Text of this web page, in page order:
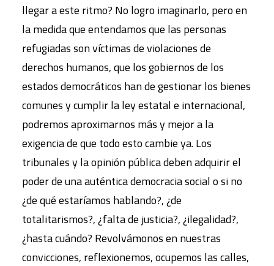
llegar a este ritmo? No logro imaginarlo, pero en
la medida que entendamos que las personas
refugiadas son víctimas de violaciones de
derechos humanos, que los gobiernos de los
estados democráticos han de gestionar los bienes
comunes y cumplir la ley estatal e internacional,
podremos aproximarnos más y mejor a la
exigencia de que todo esto cambie ya. Los
tribunales y la opinión pública deben adquirir el
poder de una auténtica democracia social o si no
¿de qué estaríamos hablando?, ¿de
totalitarismos?, ¿falta de justicia?, ¿ilegalidad?,
¿hasta cuándo? Revolvámonos en nuestras
convicciones, reflexionemos, ocupemos las calles,